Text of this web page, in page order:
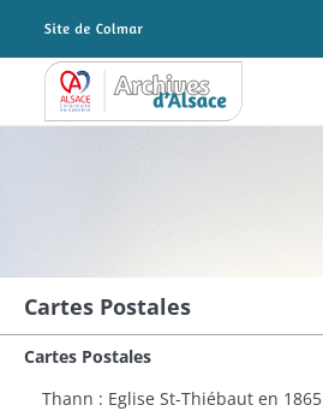
Archives Alsace - Colmar
Cartes Postales
Cartes Postales
Thann : Eglise St-Thiébaut en 1865